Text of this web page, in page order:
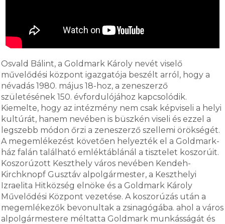
Osvald Bálint, a Goldmark Károly nevét viselő
művelődési központ igazgatója beszélt arról, hogy a
névadás 1980. május 18-hoz, a zeneszerző
születésének 150. évfordulójához kapcsolódik.
Kiemelte, hogy az intézmény nem csak képviseli a helyi
kultúrát, hanem nevében is büszkén viseli és ezzel a
legszebb módon őrzi a zeneszerző szellemi örökségét.
A megemlékezést követően helyezték el a Goldmark-
ház falán található emléktáblánál a tisztelet koszorúit.
Koszorúzott Keszthely város nevében Kendeh-
Kirchknopf Gusztáv alpolgármester, a Keszthelyi
Izraelita Hitközség elnöke és a Goldmark Károly
Művelődési Központ vezetése. A koszorúzás után a
megemlékezők bevonultak a zsinagógába. ahol a város
alpolgármestere méltatta Goldmark munkásságát és